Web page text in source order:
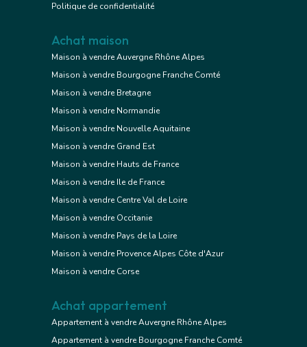
Politique de confidentialité
Achat maison
Maison à vendre Auvergne Rhône Alpes
Maison à vendre Bourgogne Franche Comté
Maison à vendre Bretagne
Maison à vendre Normandie
Maison à vendre Nouvelle Aquitaine
Maison à vendre Grand Est
Maison à vendre Hauts de France
Maison à vendre Ile de France
Maison à vendre Centre Val de Loire
Maison à vendre Occitanie
Maison à vendre Pays de la Loire
Maison à vendre Provence Alpes Côte d'Azur
Maison à vendre Corse
Achat appartement
Appartement à vendre Auvergne Rhône Alpes
Appartement à vendre Bourgogne Franche Comté